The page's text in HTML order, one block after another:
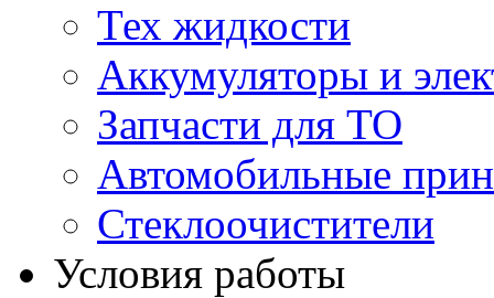
Тех жидкости
Аккумуляторы и
Запчасти для ТО
Автомобильные
Стеклоочистители
Условия работы